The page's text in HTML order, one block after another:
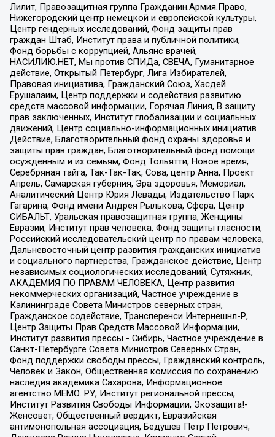
Лилит, Правозащитная группа Гражданин.Армия.Право,
Нижегородский центр немецкой и европейской культуры,
Центр гендерных исследований, Фонд защиты прав
граждан Штаб, Институт права и публичной политики,
Фонд борьбы с коррупцией, Альянс врачей,
НАСИЛИЮ.НЕТ, Мы против СПИДа, СВЕЧА, Гуманитарное
действие, Открытый Петербург, Лига Избирателей,
Правовая инициатива, Гражданский Союз, Хасдей
Ерушалаим, Центр поддержки и содействия развитию
средств массовой информации, Горячая Линия, В защиту
прав заключенных, Институт глобализации и социальных
движений, Центр социально-информационных инициатив
Действие, Благотворительный фонд охраны здоровья и
защиты прав граждан, Благотворительный фонд помощи
осужденным и их семьям, Фонд Тольятти, Новое время,
Серебряная тайга, Так-Так-Так, Сова, центр Анна, Проект
Апрель, Самарская губерния, Эра здоровья, Мемориал,
Аналитический Центр Юрия Левады, Издательство Парк
Гагарина, Фонд имени Андрея Рылькова, Сфера, Центр
СИБАЛЬТ, Уральская правозащитная группа, Женщины
Евразии, Институт прав человека, Фонд защиты гласности,
Российский исследовательский центр по правам человека,
Дальневосточный центр развития гражданских инициатив
и социального партнерства, Гражданское действие, Центр
независимых социологических исследований, Сутяжник,
АКАДЕМИЯ ПО ПРАВАМ ЧЕЛОВЕКА, Центр развития
некоммерческих организаций, Частное учреждение в
Калининграде Совета Министров северных стран,
Гражданское содействие, Трансперенси Интернешнл-Р,
Центр Защиты Прав Средств Массовой Информации,
Институт развития прессы - Сибирь, Частное учреждение в
Санкт-Петербурге Совета Министров Северных Стран,
Фонд поддержки свободы прессы, Гражданский контроль,
Человек и Закон, Общественная комиссия по сохранению
наследия академика Сахарова, Информационное
агентство МЕМО. РУ, Институт региональной прессы,
Институт Развития Свободы Информации, Экозащита!-
Женсовет, Общественный вердикт, Евразийская
антимонопольная ассоциация, Бедушев Петр Петрович,